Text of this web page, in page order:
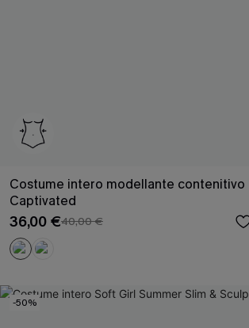
Costume intero modellante contenitivo
Captivated
36,00 €40,00 €
-50%